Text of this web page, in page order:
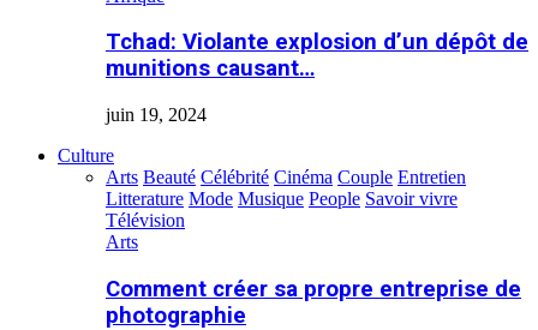
Tchad: Violante explosion d’un dépôt de
munitions causant…
juin 19, 2024
Culture
Arts Beauté Célébrité Cinéma Couple Entretien
Litterature Mode Musique People Savoir vivre
Télévision
Arts
Comment créer sa propre entreprise de
photographie